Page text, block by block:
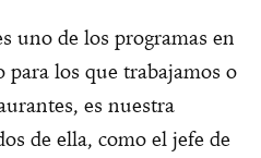
uno de los programas en
para los que trabajamos o
es nuestra
de ella, como el jefe de